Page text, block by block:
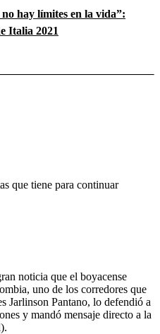
hay límites en la vida”:
Italia 2021
que tiene para continuar
noticia que el boyacense
uno de los corredores que
Jarlinson Pantano, lo defendió a
y mandó mensaje directo a la